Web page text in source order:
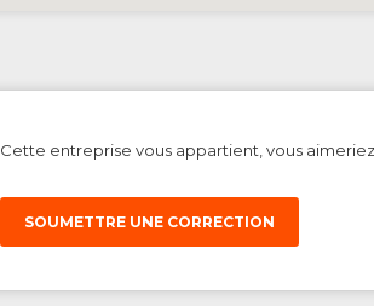
Cette entreprise vous appartient, vous
SOUMETTRE UNE CORRECTION